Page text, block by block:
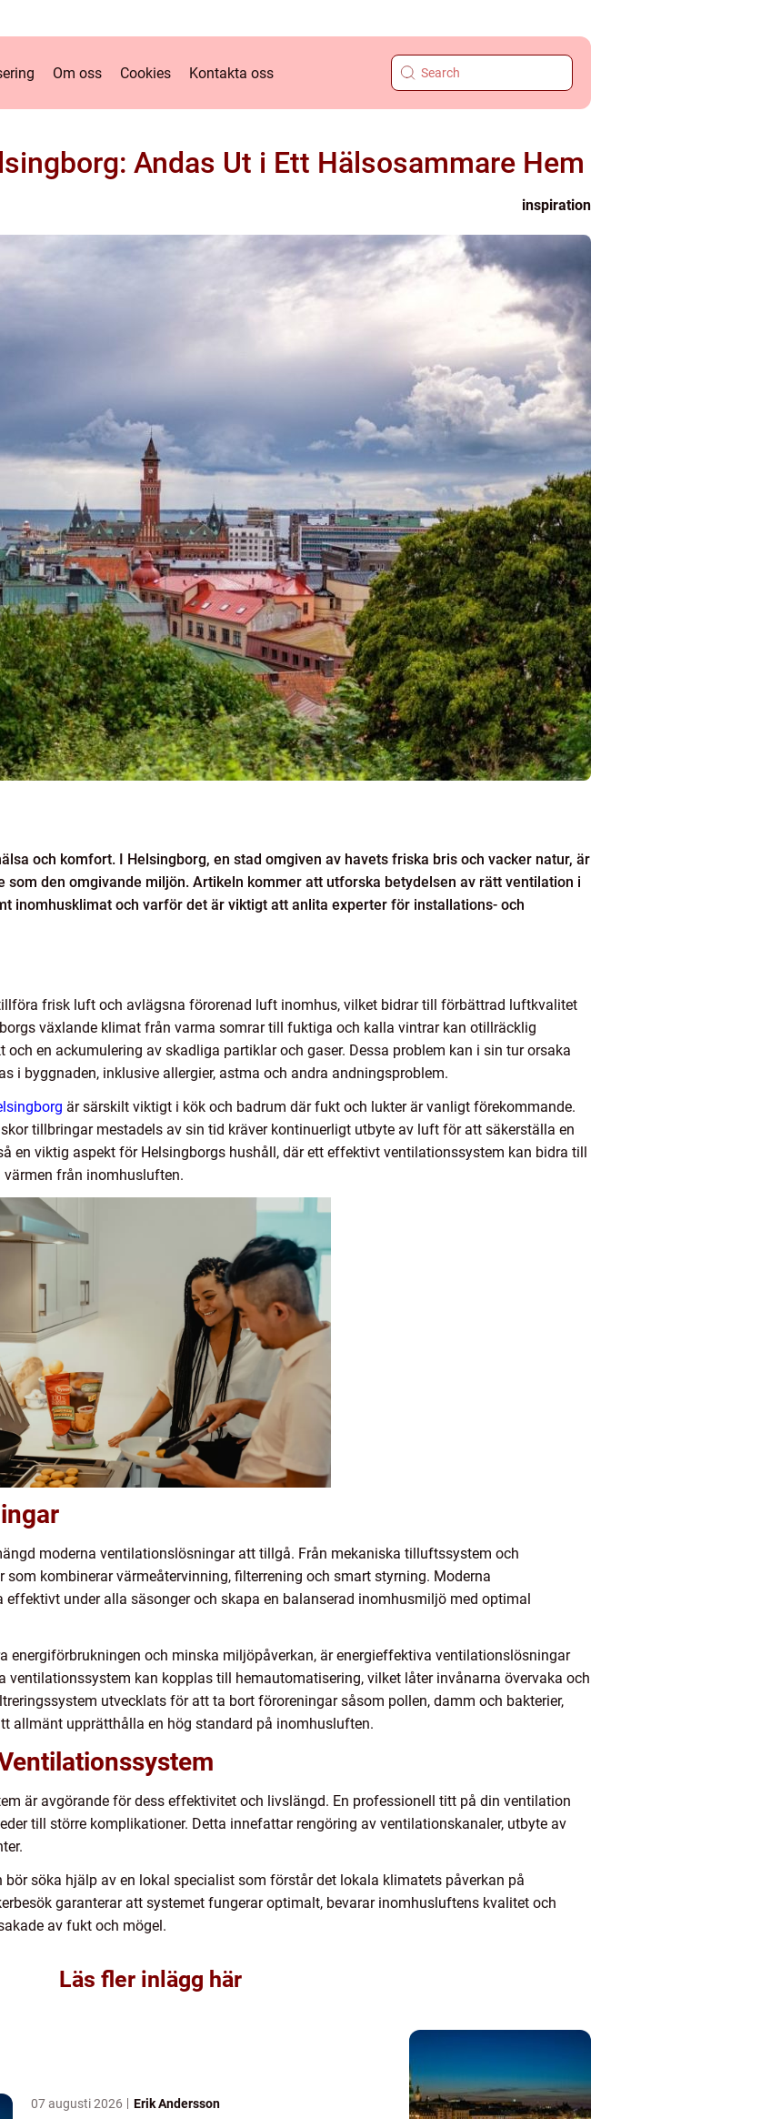
Om oss Cookies Kontakta oss
Andas Ut i Ett Hälsosammare Hem
inspiration
och komfort. I Helsingborg, en stad omgiven av havets friska bris och vacker natur, är
den omgivande miljön. Artikeln kommer att utforska betydelsen av rätt ventilation i
inomhusklimat och varför det är viktigt att anlita experter för installations- och
frisk luft och avlägsna förorenad luft inomhus, vilket bidrar till förbättrad luftkvalitet
växlande klimat från varma somrar till fuktiga och kalla vintrar kan otillräcklig
en ackumulering av skadliga partiklar och gaser. Dessa problem kan i sin tur orsaka
i byggnaden, inklusive allergier, astma och andra andningsproblem.
är särskilt viktigt i kök och badrum där fukt och lukter är vanligt förekommande.
tillbringar mestadels av sin tid kräver kontinuerligt utbyte av luft för att säkerställa en
en viktig aspekt för Helsingborgs hushåll, där ett effektivt ventilationssystem kan bidra till
värmen från inomhusluften.
moderna ventilationslösningar att tillgå. Från mekaniska tilluftssystem och
kombinerar värmeåtervinning, filterrening och smart styrning. Moderna
under alla säsonger och skapa en balanserad inomhusmiljö med optimal
energiförbrukningen och minska miljöpåverkan, är energieffektiva ventilationslösningar
ventilationssystem kan kopplas till hemautomatisering, vilket låter invånarna övervaka och
utvecklats för att ta bort föroreningar såsom pollen, damm och bakterier,
allmänt upprätthålla en hög standard på inomhusluften.
är avgörande för dess effektivitet och livslängd. En professionell titt på din ventilation
till större komplikationer. Detta innefattar rengöring av ventilationskanaler, utbyte av
söka hjälp av en lokal specialist som förstår det lokala klimatets påverkan på
garanterar att systemet fungerar optimalt, bevarar inomhusluftens kvalitet och
av fukt och mögel.
Läs fler inlägg här
07 augusti 2026 Erik Andersson